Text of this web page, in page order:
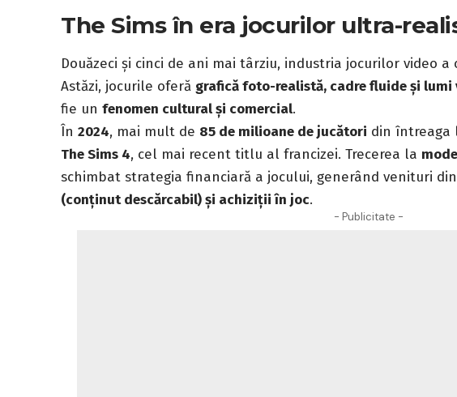
The Sims în era jocurilor ultra-
Douăzeci și cinci de ani mai târziu, industria jocurilor video
Astăzi, jocurile oferă grafică foto-realistă, cadre fluide și lumi
fie unfenomen cultural și comercial.
În2024, mai mult de 85 de milioane de jucători din întreaga
The Sims 4, cel mai recent titlu al francizei. Trecerea la
schimbat strategia financiară a jocului, generând venituri
(conținut descărcabil) și achiziții în joc.
- Publicitate -